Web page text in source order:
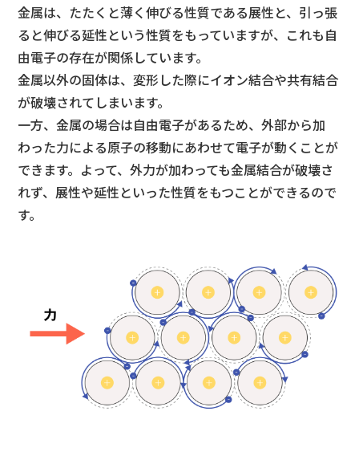
金属は、たたくと薄く伸びる性質である展性と、引っ張
ると伸びる延性という性質をもっていますが、これも自
由電子の存在が関係しています。
金属以外の固体は、変形した際にイオン結合や共有結合
が破壊されてしまいます。
一方、金属の場合は自由電子があるため、外部から加
わった力による原子の移動にあわせて電子が動くことが
できます。よって、外力が加わっても金属結合が破壊さ
れず、展性や延性といった性質をもつことができるので
す。